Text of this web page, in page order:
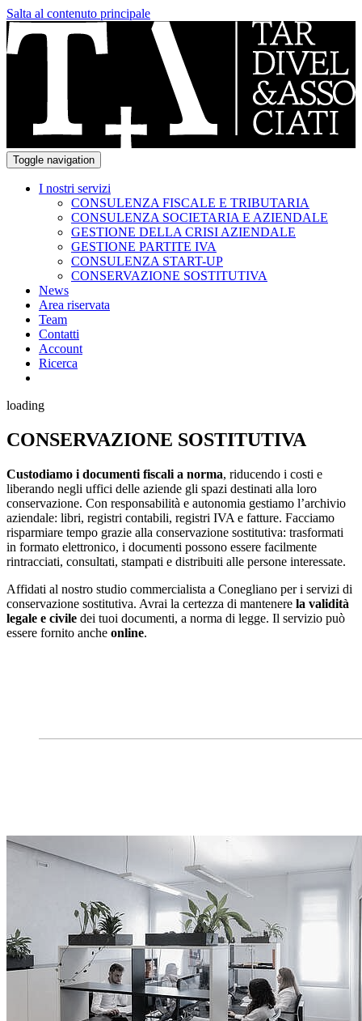
Salta al contenuto principale
Toggle navigation
I nostri servizi
CONSULENZA FISCALE E TRIBUTARIA
CONSULENZA SOCIETARIA E AZIENDALE
GESTIONE DELLA CRISI AZIENDALE
GESTIONE PARTITE IVA
CONSULENZA START-UP
CONSERVAZIONE SOSTITUTIVA
News
Area riservata
Team
Contatti
Account
Ricerca
loading
CONSERVAZIONE SOSTITUTIVA
Custodiamo i documenti fiscali a norma, riducendo i costi e
liberando negli uffici delle aziende gli spazi destinati alla loro
conservazione. Con responsabilità e autonomia gestiamo l’archivio
aziendale: libri, registri contabili, registri IVA e fatture. Facciamo
risparmiare tempo grazie alla conservazione sostitutiva: trasformati
in formato elettronico, i documenti possono essere facilmente
rintracciati, consultati, stampati e distribuiti alle persone interessate.
Affidati al nostro studio commercialista a Conegliano per i servizi di
conservazione sostitutiva. Avrai la certezza di mantenere la validità
legale e civile dei tuoi documenti, a norma di legge. Il servizio può
essere fornito anche online.